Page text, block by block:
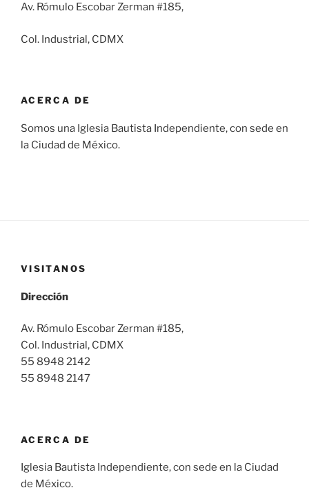
Av. Rómulo Escobar Zerman #185,
Col. Industrial, CDMX
ACERCA DE
Somos una Iglesia Bautista Independiente, con sede en
la Ciudad de México.
VISITANOS
Dirección
Av. Rómulo Escobar Zerman #185,
Col. Industrial, CDMX
55 8948 2142
55 8948 2147
ACERCA DE
Iglesia Bautista Independiente, con sede en la Ciudad
de México.